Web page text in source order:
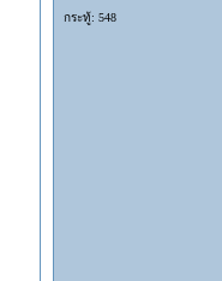
กระทู้: 548